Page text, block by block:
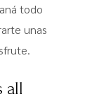
todo
unas
all